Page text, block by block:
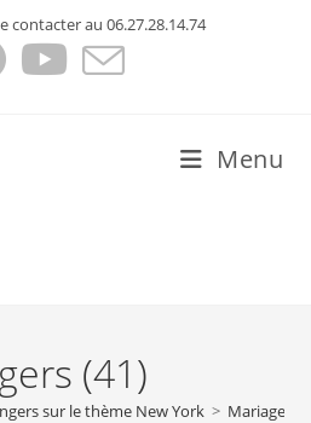
contacter au 06.27.28.14.74
Menu
(41)
sur le thème New York >